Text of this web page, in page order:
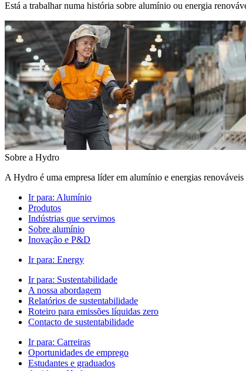
Está a trabalhar numa história sobre alumínio ou energia
Sobre a Hydro
A Hydro é uma empresa líder em alumínio e energias
Ir para: Alumínio
Produtos
Indústrias que servimos
Sobre alumínio
Inovação e P&D
Ir para: Energy
Ir para: Sustentabilidade
A nossa abordagem
Relatórios de sustentabilidade
Roteiro para emissões líquidas zero
Contacto de sustentabilidade
Ir para: Carreiras
Oportunidades de emprego
Estudantes e graduados